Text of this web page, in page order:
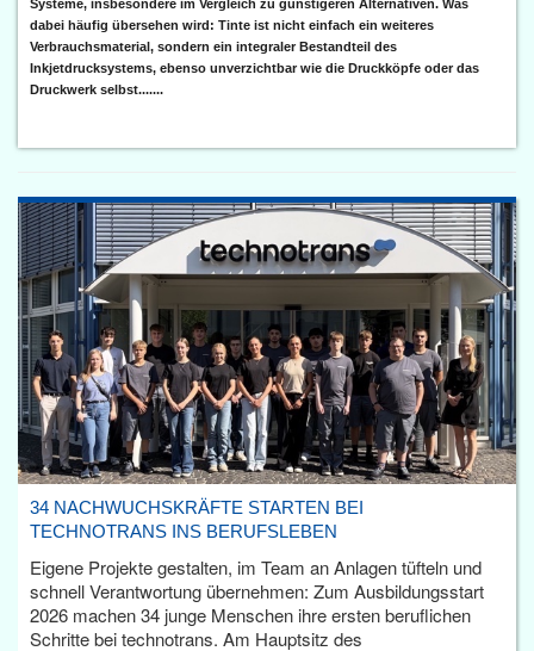
Systeme, insbesondere im Vergleich zu günstigeren Alternativen. Was
dabei häufig übersehen wird: Tinte ist nicht einfach ein weiteres
Verbrauchsmaterial, sondern ein integraler Bestandteil des
Inkjetdrucksystems, ebenso unverzichtbar wie die Druckköpfe oder das
Druckwerk selbst.......
34 NACHWUCHSKRÄFTE STARTEN BEI
TECHNOTRANS INS BERUFSLEBEN
Eigene Projekte gestalten, im Team an Anlagen tüfteln und
schnell Verantwortung übernehmen: Zum Ausbildungsstart
2026 machen 34 junge Menschen ihre ersten beruflichen
Schritte bei technotrans. Am Hauptsitz des